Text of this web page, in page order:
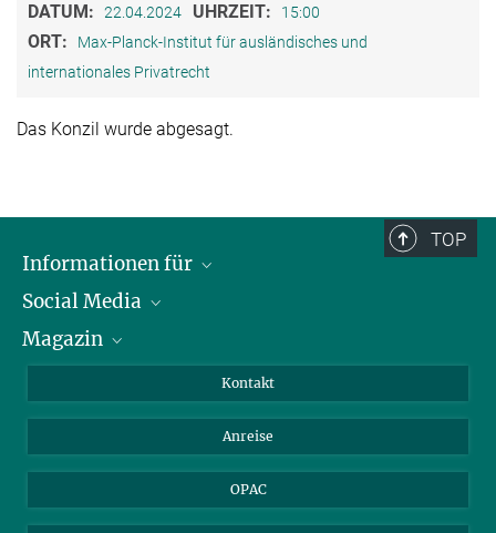
DATUM: 22.04.2024 UHRZEIT: 15:00
ORT:
Max-Planck-Institut für ausländisches und
internationales Privatrecht
Das Konzil wurde abgesagt.
TOP
Informationen für
Journalist*innen
Stipendiat*innen
Social Media
LinkedIn
Magazin
Kontakt
Anreise
OPAC